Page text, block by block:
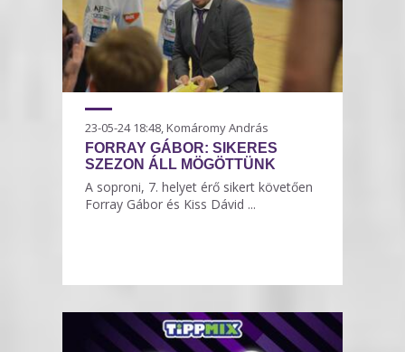
23-05-24 18:48, Komáromy András
FORRAY GÁBOR: SIKERES
SZEZON ÁLL MÖGÖTTÜNK
A soproni, 7. helyet érő sikert követően
Forray Gábor és Kiss Dávid ...